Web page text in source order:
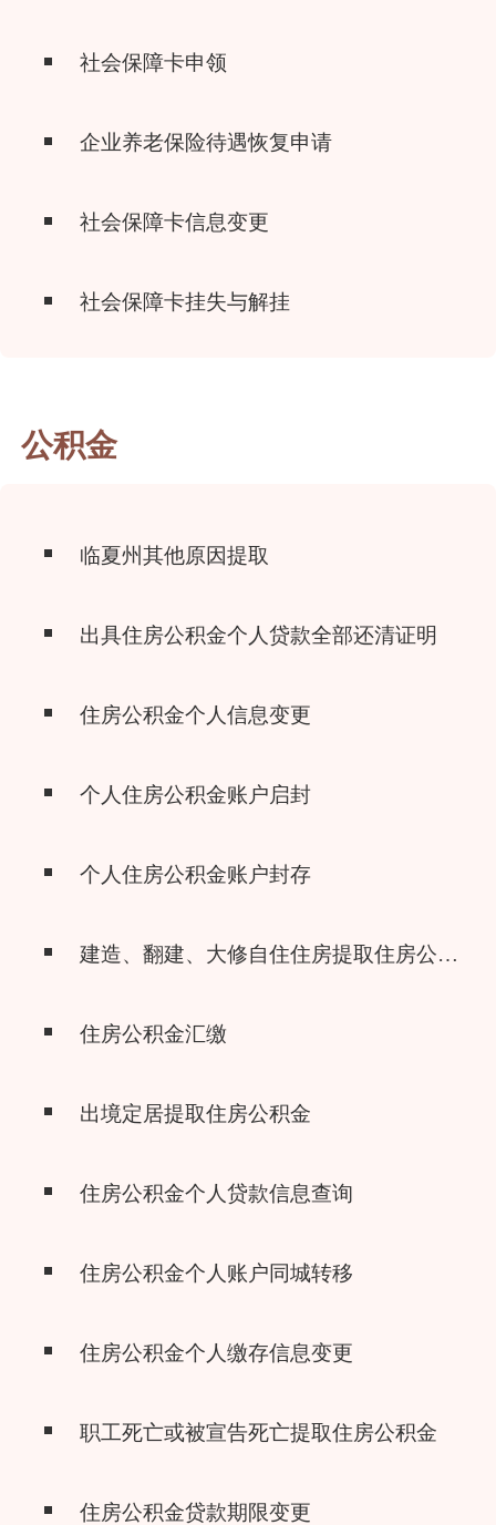
社会保障卡申领
企业养老保险待遇恢复申请
社会保障卡信息变更
社会保障卡挂失与解挂
公积金
临夏州其他原因提取
出具住房公积金个人贷款全部还清证明
住房公积金个人信息变更
个人住房公积金账户启封
个人住房公积金账户封存
建造、翻建、大修自住住房提取住房公积金
住房公积金汇缴
出境定居提取住房公积金
住房公积金个人贷款信息查询
住房公积金个人账户同城转移
住房公积金个人缴存信息变更
职工死亡或被宣告死亡提取住房公积金
住房公积金贷款期限变更